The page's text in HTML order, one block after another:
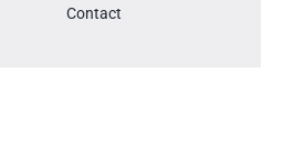
Contact